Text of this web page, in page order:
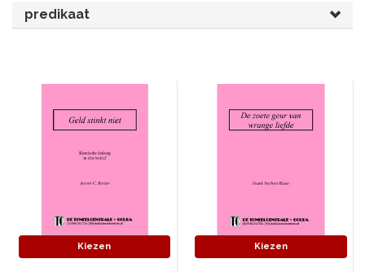
VOLKSTONEEL
JONGERENTONEEL
HANDBOEKEN
predikaat
Kiezen Kiezen